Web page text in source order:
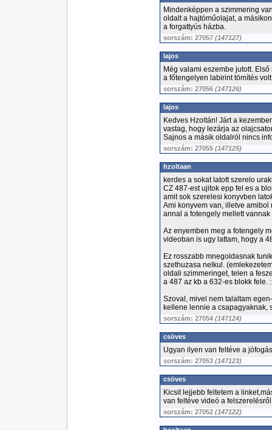
Mindenképpen a szimmering
oldalt a hajtóműolajat, a
a forgattyús házba.
sorszám: 27057 (147127)
lajos
Még valami eszembe jutott.
a főtengelyen labirint tömítés
sorszám: 27056 (147126)
lajos
Kedves Hzoltán! Járt a
vastag, hogy lezárja az
Sajnos a másik oldalról nincs
sorszám: 27055 (147125)
hzoltaan
kerdes a sokat latott szerelo
CZ 487-est ujitok epp fel es a
amit sok szerelesi konyvben
Ami konyvem van, illetve
annal a fotengely mellett
Az enyemben meg a fotengely
videoban is ugy lattam, hogy a
Ez rosszabb mnegoldasnak
szethuzasa nelkul.
oldali szimmeringet, telen a
a 487 az kb a 632-es blokk fele.
Szoval, mivel nem talaltam
kellene lennie a csapagyaknak,
sorszám: 27054 (147124)
csöves
Ugyan ilyen van feltéve a
sorszám: 27053 (147123)
csöves
Kicsit lejjebb feltetem a
van feltéve videó a
sorszám: 27052 (147122)